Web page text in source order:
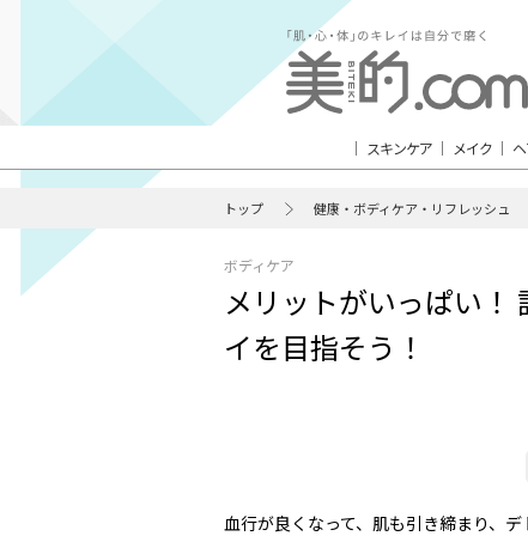
スキンケア メイク
トップ 健康・ボディケア・リフレッシュ
ボディケア
メリットがいっぱい！
イを目指そう！
血行が良くなって、肌も引き締まり、